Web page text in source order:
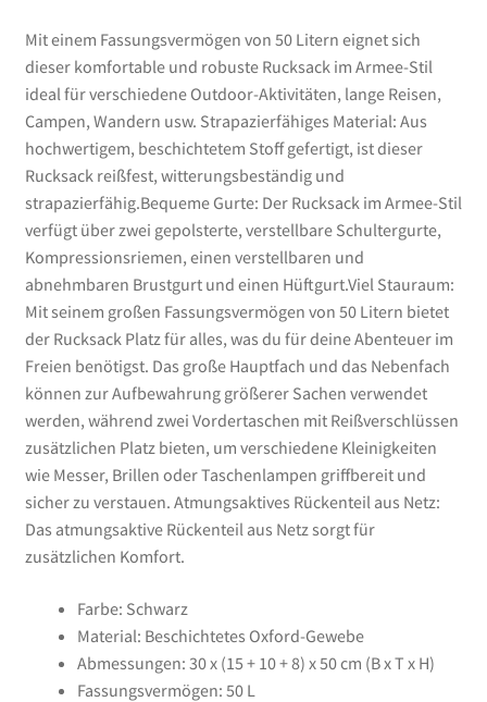
Mit einem Fassungsvermögen von 50 Litern eignet sich
dieser komfortable und robuste Rucksack im Armee-Stil
ideal für verschiedene Outdoor-Aktivitäten, lange Reisen,
Campen, Wandern usw. Strapazierfähiges Material: Aus
hochwertigem, beschichtetem Stoff gefertigt, ist dieser
Rucksack reißfest, witterungsbeständig und
strapazierfähig.Bequeme Gurte: Der Rucksack im Armee-Stil
verfügt über zwei gepolsterte, verstellbare Schultergurte,
Kompressionsriemen, einen verstellbaren und
abnehmbaren Brustgurt und einen Hüftgurt.Viel Stauraum:
Mit seinem großen Fassungsvermögen von 50 Litern bietet
der Rucksack Platz für alles, was du für deine Abenteuer im
Freien benötigst. Das große Hauptfach und das Nebenfach
können zur Aufbewahrung größerer Sachen verwendet
werden, während zwei Vordertaschen mit Reißverschlüssen
zusätzlichen Platz bieten, um verschiedene Kleinigkeiten
wie Messer, Brillen oder Taschenlampen griffbereit und
sicher zu verstauen. Atmungsaktives Rückenteil aus Netz:
Das atmungsaktive Rückenteil aus Netz sorgt für
zusätzlichen Komfort.
Farbe: Schwarz
Material: Beschichtetes Oxford-Gewebe
Abmessungen: 30 x (15 + 10 + 8) x 50 cm (B x T x H)
Fassungsvermögen: 50 L